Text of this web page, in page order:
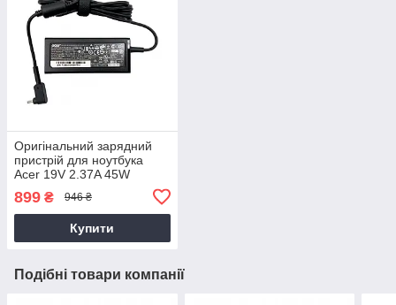
Оригінальний зарядний
пристрій для ноутбука
Acer 19V 2.37A 45W
899 ₴ 946 ₴
Купити
Подібні товари компанії